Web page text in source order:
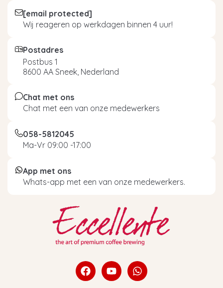
[email protected]
Wij reageren op werkdagen binnen 4 uur!
Postadres
Postbus 1
8600 AA Sneek, Nederland
Chat met ons
Chat met een van onze medewerkers
058-5812045
Ma-Vr 09:00 -17:00
App met ons
Whats-app met een van onze medewerkers.